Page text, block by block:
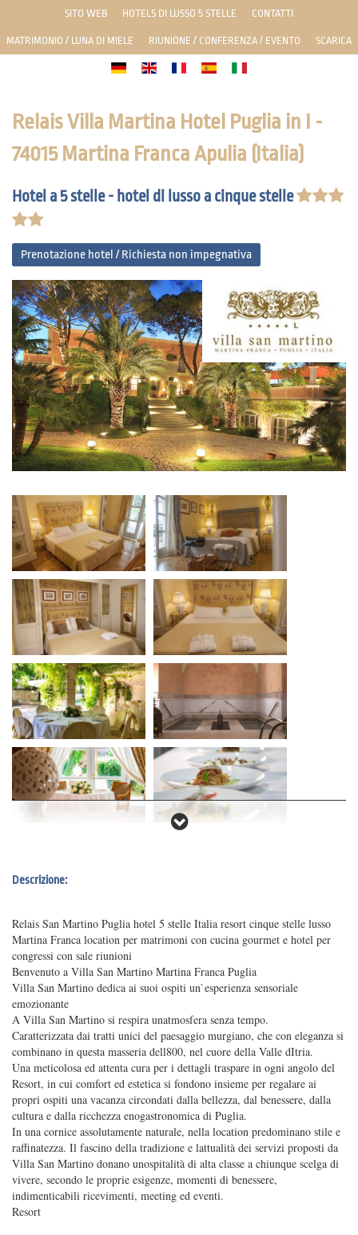
SITO WEB HOTELS DI LUSSO 5 STELLE CONTATTI
MATRIMONIO / LUNA DI MIELE RIUNIONE / CONFERENZA / EVENTO SCARICA
Relais Villa Martina Hotel Puglia in I -
74015 Martina Franca Apulia (Italia)
Hotel a 5 stelle - hotel di lusso a cinque stelle
Prenotazione hotel / Richiesta non impegnativa
Descrizione:
Relais San Martino Puglia hotel 5 stelle Italia resort cinque stelle lusso
Martina Franca location per matrimoni con cucina gourmet e hotel per
congressi con sale riunioni
Benvenuto a Villa San Martino Martina Franca Puglia
Villa San Martino dedica ai suoi ospiti un`esperienza sensoriale
emozionante
A Villa San Martino si respira unatmosfera senza tempo.
Caratterizzata dai tratti unici del paesaggio murgiano, che con eleganza si
combinano in questa masseria dell800, nel cuore della Valle dItria.
Una meticolosa ed attenta cura per i dettagli traspare in ogni angolo del
Resort, in cui comfort ed estetica si fondono insieme per regalare ai
propri ospiti una vacanza circondati dalla bellezza, dal benessere, dalla
cultura e dalla ricchezza enogastronomica di Puglia.
In una cornice assolutamente naturale, nella location predominano stile e
raffinatezza. Il fascino della tradizione e lattualità dei servizi proposti da
Villa San Martino donano unospitalità di alta classe a chiunque scelga di
vivere, secondo le proprie esigenze, momenti di benessere,
indimenticabili ricevimenti, meeting ed eventi.
Resort